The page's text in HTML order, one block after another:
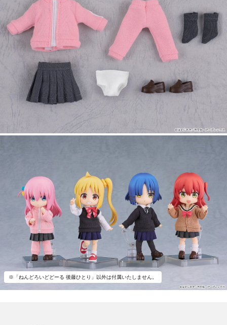
※「ねんどろいどどーる 後藤ひとり」以外は付属いたしません。